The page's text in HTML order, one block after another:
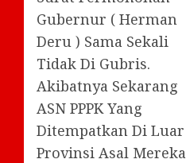
Gubernur ( Herman
Deru ) Sama Sekali
Tidak Di Gubris.
Akibatnya Sekarang
ASN PPPK Yang
Ditempatkan Di Luar
Provinsi Asal Mereka